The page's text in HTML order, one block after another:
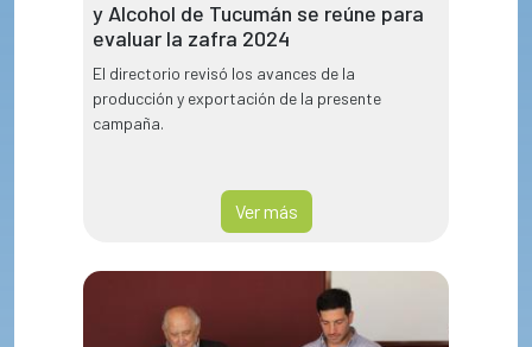
y Alcohol de Tucumán se reúne para
evaluar la zafra 2024
El directorio revisó los avances de la
producción y exportación de la presente
campaña.
Ver más